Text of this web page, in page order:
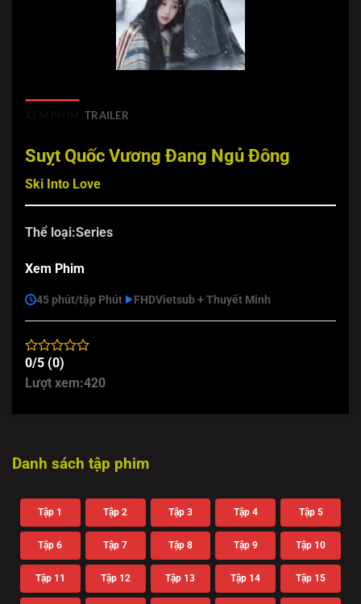
TRAILER
Suỵt Quốc Vương Đang Ngủ Đông
Ski Into Love
Thể loại:Series
Xem Phim
45 phút/tập Phút FHDVietsub + Thuyết Minh
0/5 (0)
Lượt xem:420
Danh sách tập phim
Tập 1 Tập 2 Tập 3 Tập 4 Tập 5
Tập 6 Tập 7 Tập 8 Tập 9 Tập 10
Tập 11 Tập 12 Tập 13 Tập 14 Tập 15